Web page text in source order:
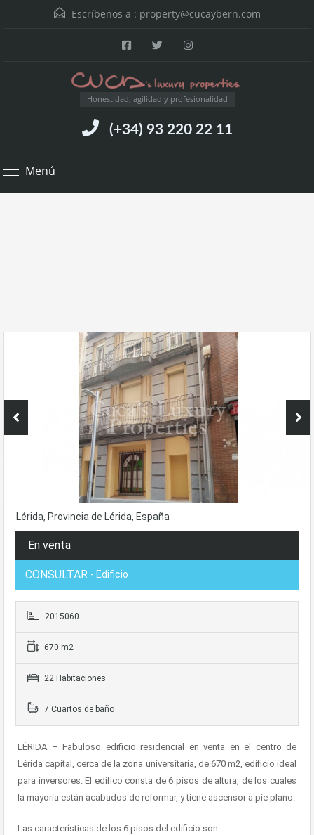
Escríbenos a : property@cucaybern.com
Honestidad, agilidad y profesionalidad
(+34) 93 220 22 11
Menú
Lérida, Provincia de Lérida, España
En venta
CONSULTAR - Edificio
2015060
670 m2
22 Habitaciones
7 Cuartos de baño
LÉRIDA – Fabuloso edificio residencial en venta en el centro de
Lérida capital, cerca de la zona universitaria, de 670 m2, edificio ideal
para inversores. El edifico consta de 6 pisos de altura, de los cuales
la mayoría están acabados de reformar, y tiene ascensor a pie plano.
Las características de los 6 pisos del edificio son: